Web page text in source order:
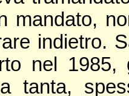
mandato,
indietro.
nel 1985,
tanta,